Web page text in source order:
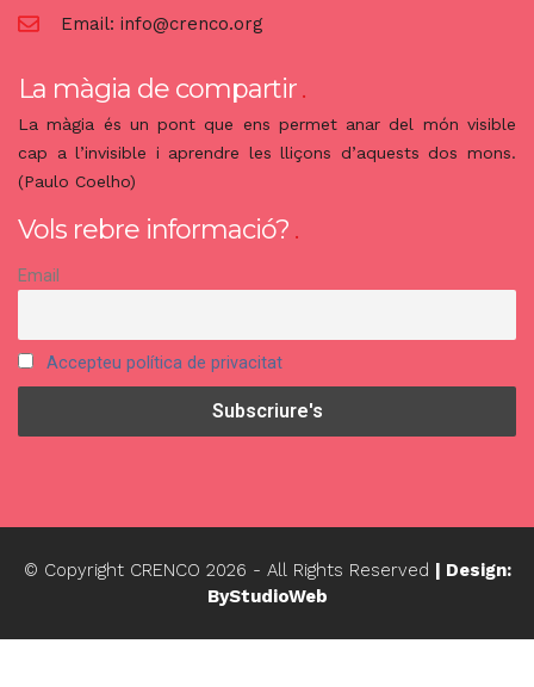
Email: info@crenco.org
La màgia de compartir
La màgia és un pont que ens permet anar del món visible
cap a l’invisible i aprendre les lliçons d’aquests dos mons.
(Paulo Coelho)
Vols rebre informació?
Email
Accepteu política de privacitat
© Copyright CRENCO 2026 - All Rights Reserved | Design:
ByStudioWeb